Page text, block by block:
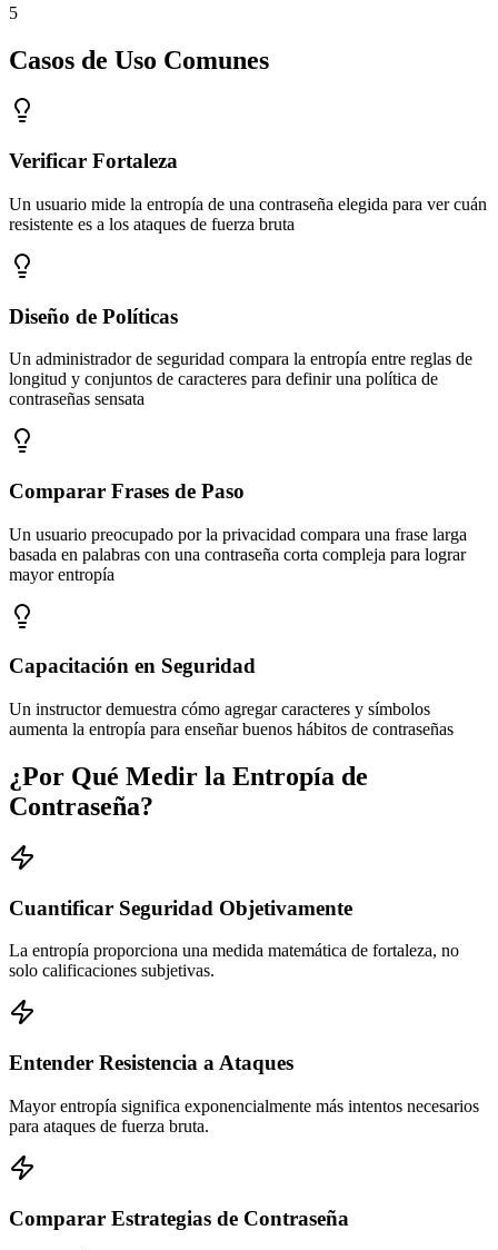
5
Casos de Uso Comunes
Verificar Fortaleza
Un usuario mide la entropía de una contraseña elegida para ver cuán
resistente es a los ataques de fuerza bruta
Diseño de Políticas
Un administrador de seguridad compara la entropía entre reglas de
longitud y conjuntos de caracteres para definir una política de
contraseñas sensata
Comparar Frases de Paso
Un usuario preocupado por la privacidad compara una frase larga
basada en palabras con una contraseña corta compleja para lograr
mayor entropía
Capacitación en Seguridad
Un instructor demuestra cómo agregar caracteres y símbolos
aumenta la entropía para enseñar buenos hábitos de contraseñas
¿Por Qué Medir la Entropía de
Contraseña?
Cuantificar Seguridad Objetivamente
La entropía proporciona una medida matemática de fortaleza, no
solo calificaciones subjetivas.
Entender Resistencia a Ataques
Mayor entropía significa exponencialmente más intentos necesarios
para ataques de fuerza bruta.
Comparar Estrategias de Contraseña